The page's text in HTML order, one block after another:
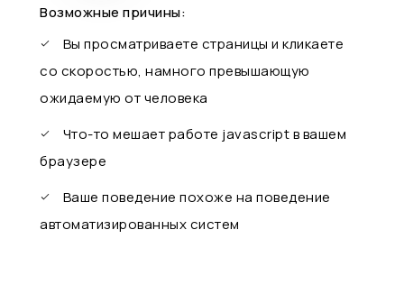
Возможные причины:
Вы просматриваете страницы и кликаете
со скоростью, намного превышающую
ожидаемую от человека
Что-то мешает работе javascript в вашем
браузере
Ваше поведение похоже на поведение
автоматизированных систем